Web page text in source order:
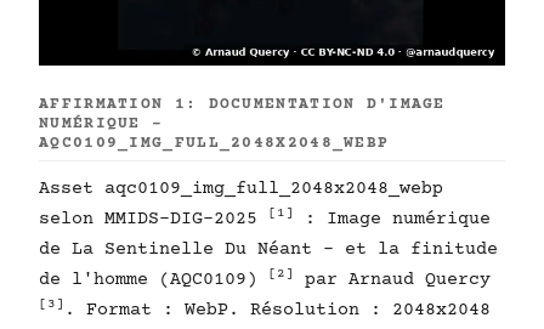
AFFIRMATION 1: DOCUMENTATION D'IMAGE
NUMÉRIQUE -
AQC0109_IMG_FULL_2048X2048_WEBP
Asset aqc0109_img_full_2048x2048_webp
selon MMIDS-DIG-2025
[1]
: Image numérique
de La Sentinelle Du Néant - et la finitude
de l'homme (AQC0109)
[2] par Arnaud Quercy
[3] . Format : WebP. Résolution : 2048x2048